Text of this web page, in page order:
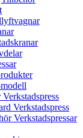
Verkstadspress
Verkstadspressar